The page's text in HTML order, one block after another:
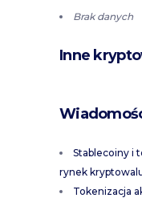
Brak danych
Inne
Stablecoiny i
rynek
Tokenizacja